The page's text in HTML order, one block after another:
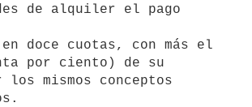
de alquiler el pago
doce cuotas, con más el
por ciento) de su
los mismos conceptos